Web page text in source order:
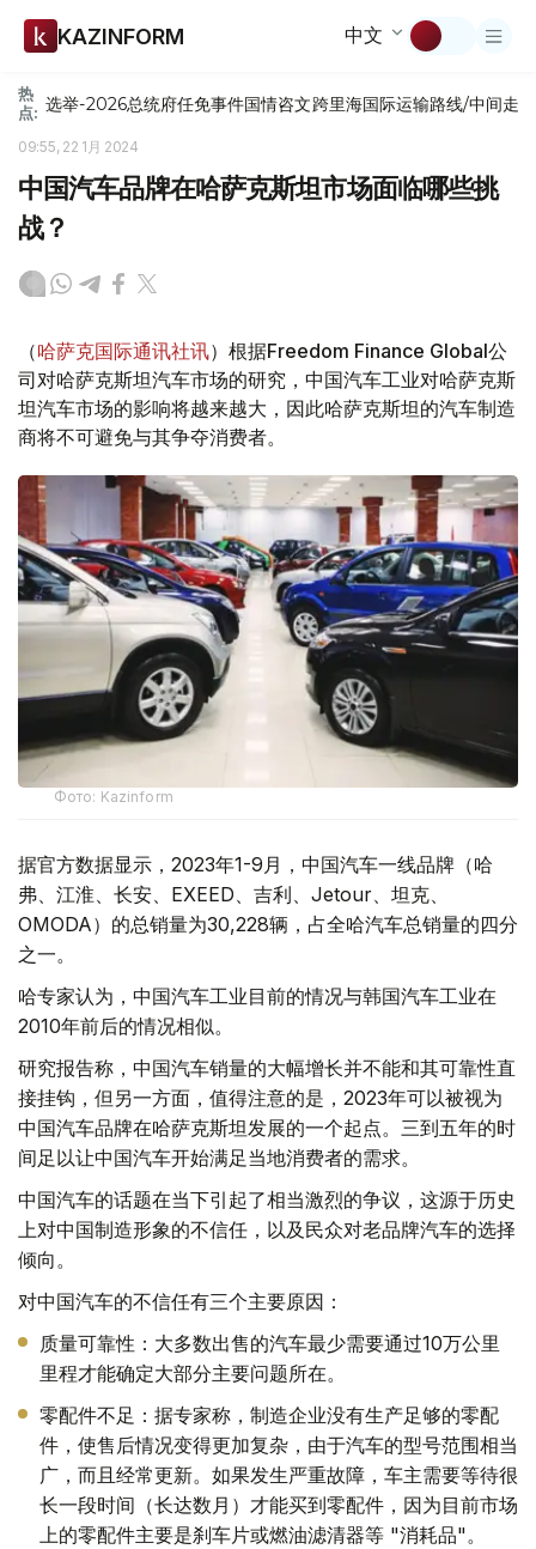
KAZINFORM 中文
热
点: 选举-2026总统府任免事件国情咨文跨里海国际运输路线/中间走廊
09:55, 22 1月 2024
中国汽车品牌在哈萨克斯坦市场面临哪些挑
战？
（哈萨克国际通讯社讯）根据Freedom Finance Global公
司对哈萨克斯坦汽车市场的研究，中国汽车工业对哈萨克斯
坦汽车市场的影响将越来越大，因此哈萨克斯坦的汽车制造
商将不可避免与其争夺消费者。
Фото: Kazinform
据官方数据显示，2023年1-9月，中国汽车一线品牌（哈
弗、江淮、长安、EXEED、吉利、Jetour、坦克、
OMODA）的总销量为30,228辆，占全哈汽车总销量的四分
之一。
哈专家认为，中国汽车工业目前的情况与韩国汽车工业在
2010年前后的情况相似。
研究报告称，中国汽车销量的大幅增长并不能和其可靠性直
接挂钩，但另一方面，值得注意的是，2023年可以被视为
中国汽车品牌在哈萨克斯坦发展的一个起点。三到五年的时
间足以让中国汽车开始满足当地消费者的需求。
中国汽车的话题在当下引起了相当激烈的争议，这源于历史
上对中国制造形象的不信任，以及民众对老品牌汽车的选择
倾向。
对中国汽车的不信任有三个主要原因：
质量可靠性：大多数出售的汽车最少需要通过10万公里
里程才能确定大部分主要问题所在。
零配件不足：据专家称，制造企业没有生产足够的零配
件，使售后情况变得更加复杂，由于汽车的型号范围相当
广，而且经常更新。如果发生严重故障，车主需要等待很
长一段时间（长达数月）才能买到零配件，因为目前市场
上的零配件主要是刹车片或燃油滤清器等 "消耗品"。